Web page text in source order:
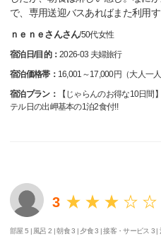
で、専用送迎バスあればまた利用
ｎｅｎｅさんさん/50代女性
宿泊日/目的：2026-03 夫婦旅行
宿泊価格帯： 16,001～17,000円（大人一人
宿泊プラン：
【じゃらんのお得な10日
テル日の出岬基本の1泊2食付!!
3
部屋 5 | 風呂 2 |朝食 3 | 夕食 3 |接客・サービス 3 |